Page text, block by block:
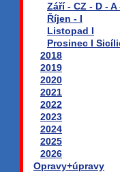
Září - CZ - D - A
Říjen - I
Listopad I
Prosinec I
2018
2019
2020
2021
2022
2023
2024
2025
2026
Opravy+úpravy